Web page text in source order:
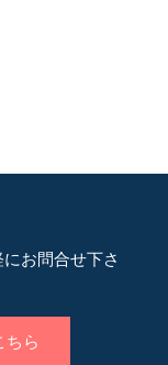
お問合せ下さ
ちら